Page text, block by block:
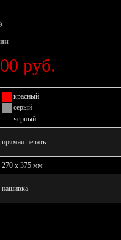
руб.
красный
серый
черный
прямая печать
270 x 375 мм
нашивка